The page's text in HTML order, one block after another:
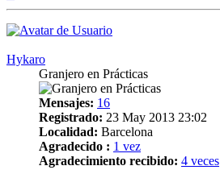
Hykaro
Granjero en Prácticas
Mensajes: 16
Registrado: 23 May 2013 23:02
Localidad: Barcelona
Agradecido : 1 vez
Agradecimiento recibido: 4 veces